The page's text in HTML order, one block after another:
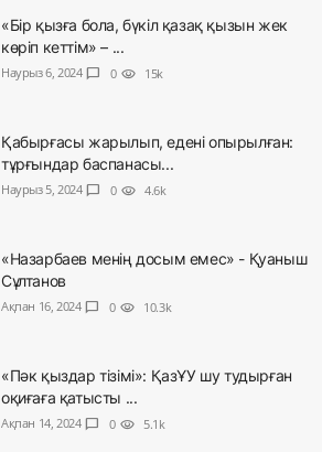
«Бір қызға бола, бүкіл қазақ қызын жек
көріп кеттім» – ...
Наурыз 6, 2024 chat_bubble 0 visibility 15k
Қабырғасы жарылып, едені опырылған:
тұрғындар баспанасы...
Наурыз 5, 2024 chat_bubble 0 visibility 4.6k
«Назарбаев менің досым емес» - Қуаныш
Сұлтанов
Ақпан 16, 2024 chat_bubble 0 visibility 10.3k
«Пәк қыздар тізімі»: ҚазҰУ шу тудырған
оқиғаға қатысты ...
Ақпан 14, 2024 chat_bubble 0 visibility 5.1k